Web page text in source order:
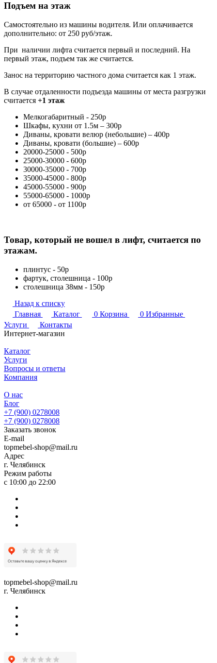
Подъем на этаж
Самостоятельно из машины водителя. Или оплачивается
дополнительно: от 250 руб/этаж.
При наличии лифта считается первый и последний. На
первый этаж, подъем так же считается.
Занос на территорию частного дома считается как 1 этаж.
В случае отдаленности подъезда машины от места разгрузки
считается +1 этаж
Мелкогабаритный - 250р
Шкафы, кухни от 1.5м – 300р
Диваны, кровати велюр (небольшие) – 400р
Диваны, кровати (большие) – 600р
20000-25000 - 500р
25000-30000 - 600р
30000-35000 - 700р
35000-45000 - 800р
45000-55000 - 900р
55000-65000 - 1000р
от 65000 - от 1100р
Товар, который не вошел в лифт, считается по
этажам.
плинтус - 50р
фартук, столешница - 100р
столешница 38мм - 150р
Назад к списку
Главная
Каталог 0 Корзина 0 Избранные
Услуги
Контакты
Интернет-магазин
Каталог
Услуги
Вопросы и ответы
Компания
О нас
Блог
+7 (900) 0278008
+7 (900) 0278008
Заказать звонок
E-mail
topmebel-shop@mail.ru
Адрес
г. Челябинск
Режим работы
с 10:00 до 22:00
topmebel-shop@mail.ru
г. Челябинск